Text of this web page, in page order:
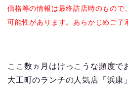
価格等の情報は最終訪店時のもので
可能性があります。あらかじめご了
ここ数ヵ月はけっこうな頻度で
大工町のランチの人気店「浜康